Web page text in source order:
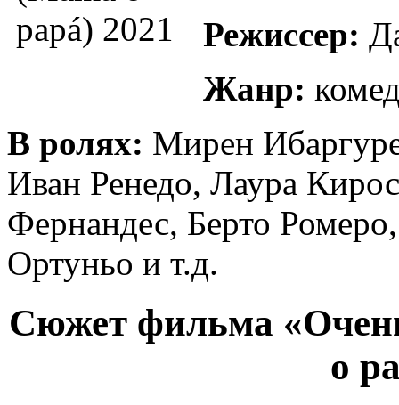
Режиссер:
Жанр:
В ролях: Мирен
Иван Ренедо, Лаура
Фернандес, Берто
Ортуньо и т.д.
Сюжет фильма
o